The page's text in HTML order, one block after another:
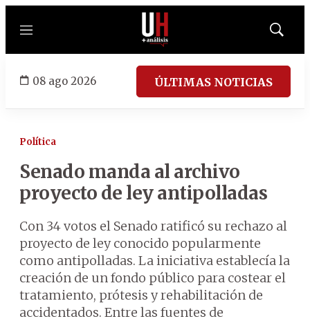
Menú
Mostrar
08 ago 2026 ÚLTIMAS NOTICIAS
Política
Senado manda al archivo
proyecto de ley antipolladas
Con 34 votos el Senado ratificó su rechazo al
proyecto de ley conocido popularmente
como antipolladas. La iniciativa establecía la
creación de un fondo público para costear el
tratamiento, prótesis y rehabilitación de
accidentados. Entre las fuentes de